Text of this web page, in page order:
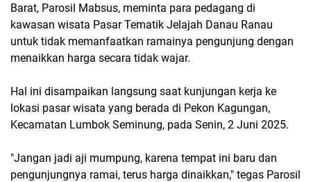
Barat, Parosil Mabsus, meminta para pedagang di
kawasan wisata Pasar Tematik Jelajah Danau Ranau
untuk tidak memanfaatkan ramainya pengunjung dengan
menaikkan harga secara tidak wajar.
Hal ini disampaikan langsung saat kunjungan kerja ke
lokasi pasar wisata yang berada di Pekon Kagungan,
Kecamatan Lumbok Seminung, pada Senin, 2 Juni 2025.
"Jangan jadi aji mumpung, karena tempat ini baru dan
pengunjungnya ramai, terus harga dinaikkan," tegas Parosil